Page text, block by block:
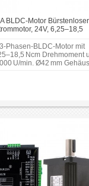
BLDC-Motor Bürstenloser
24V, 6,25–18,5
mit Keilnut
Phasen-BLDC-Motor mit
Ncm Drehmoment
U/min. Ø42 mm